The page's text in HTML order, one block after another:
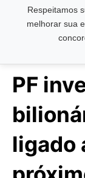
Respeitamos
melhorar sua
Pesquisar ...
PF
ligado